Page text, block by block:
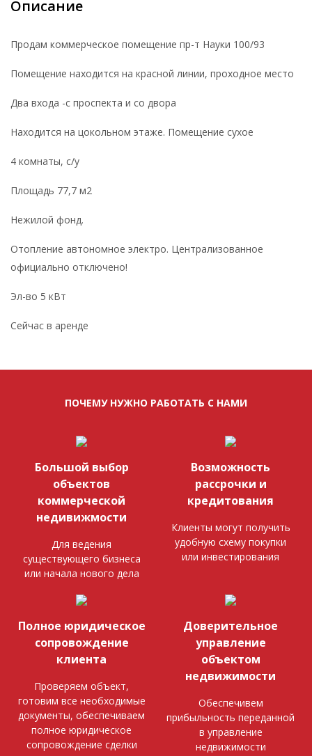
Описание
Продам коммерческое помещение пр-т Науки 100/93
Помещение находится на красной линии, проходное место
Два входа -с проспекта и со двора
Находится на цокольном этаже. Помещение сухое
4 комнаты, с/у
Площадь 77,7 м2
Нежилой фонд.
Отопление автономное электро. Централизованное
официально отключено!
Эл-во 5 кВт
Сейчас в аренде
ПОЧЕМУ НУЖНО РАБОТАТЬ С НАМИ
Большой выбор
объектов
коммерческой
недивижмости
Для ведения
существующего бизнеса
или начала нового дела
Возможность
рассрочки и
кредитования
Клиенты могут получить
удобную схему покупки
или инвестирования
Полное юридическое
сопровождение
клиента
Проверяем объект,
готовим все необходимые
документы, обеспечиваем
полное юридическое
сопровождение сделки
Доверительное
управление
объектом
недвижимости
Обеспечивем
прибыльность переданной
в управление
недвижимости